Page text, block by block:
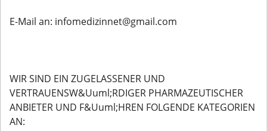
E-Mail an: infomedizinnet@gmail.com
WIR SIND EIN ZUGELASSENER UND
VERTRAUENSW&Uuml;RDIGER PHARMAZEUTISCHER
ANBIETER UND F&Uuml;HREN FOLGENDE KATEGORIEN
AN: